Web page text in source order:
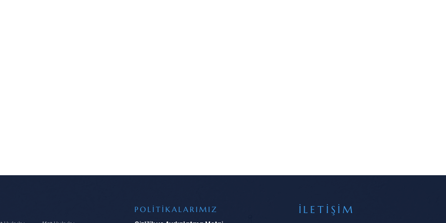
POLİTİKALARIMIZ İLETİŞİM